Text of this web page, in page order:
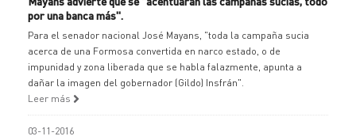
por una banca más".
Para el senador nacional José Mayans, "toda la campaña sucia
acerca de una Formosa convertida en narco estado, o de
impunidad y zona liberada que se habla falazmente, apunta a
dañar la imagen del gobernador (Gildo) Insfrán".
Leer más
03-11-2016